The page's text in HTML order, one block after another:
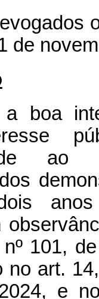
de
boa
anos
101,
no art.
e